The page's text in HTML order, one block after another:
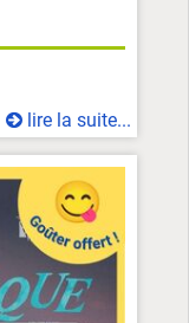
lire la suite...